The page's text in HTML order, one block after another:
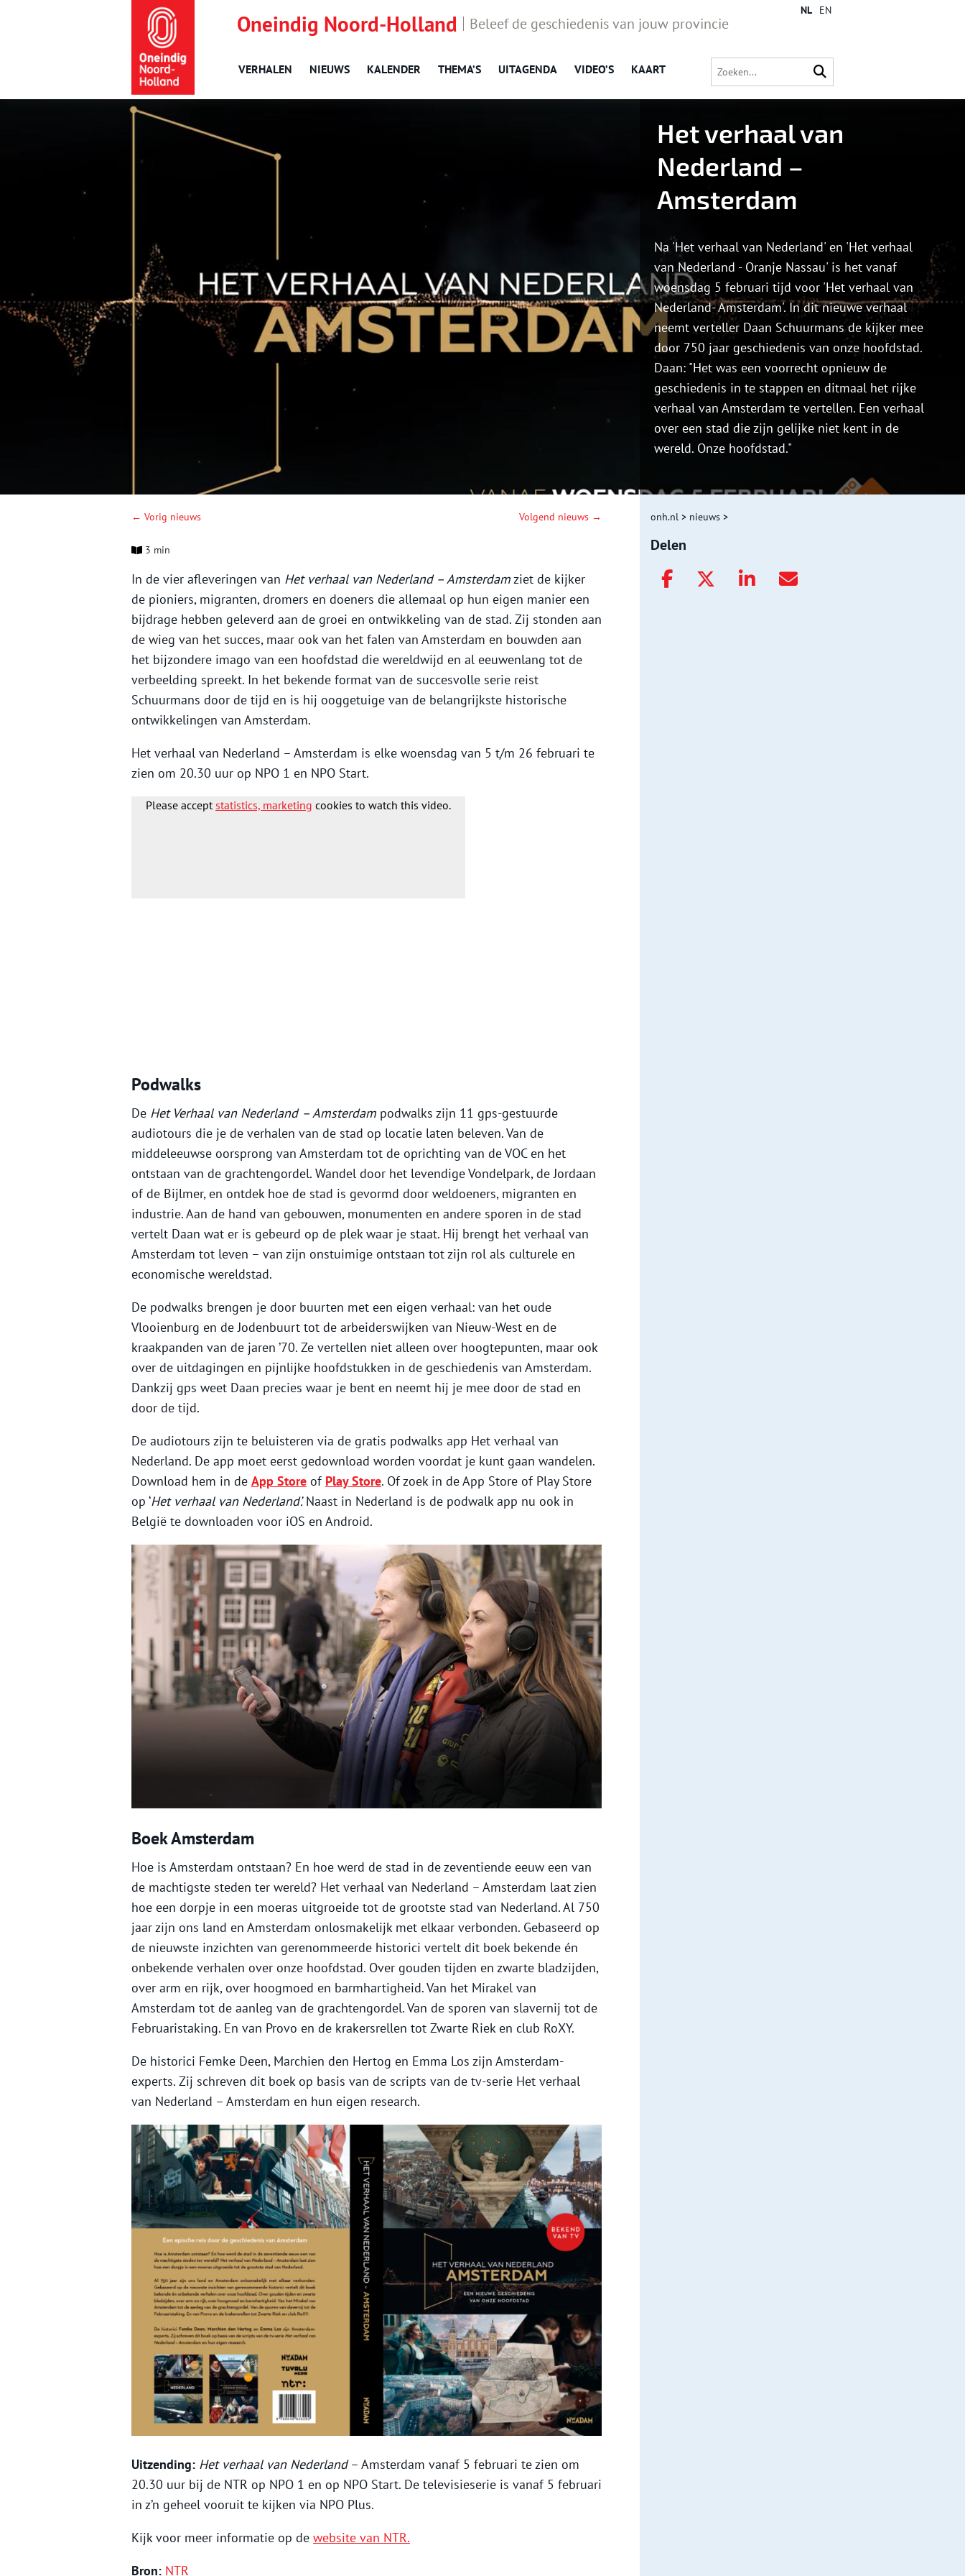
Oneindig Noord-Holland Beleef de geschiedenis van jouw provincie
VERHALEN NIEUWS KALENDER THEMA’S UITAGENDA VIDEO’S KAART
NL EN
Het verhaal van
Nederland –
Amsterdam
Na 'Het verhaal van Nederland' en 'Het verhaal
van Nederland - Oranje Nassau' is het vanaf
woensdag 5 februari tijd voor 'Het verhaal van
Nederland- Amsterdam'. In dit nieuwe verhaal
neemt verteller Daan Schuurmans de kijker mee
door 750 jaar geschiedenis van onze hoofdstad.
Daan: "Het was een voorrecht opnieuw de
geschiedenis in te stappen en ditmaal het rijke
verhaal van Amsterdam te vertellen. Een verhaal
over een stad die zijn gelijke niet kent in de
wereld. Onze hoofdstad."
← Vorig nieuws Volgend nieuws →
3 min
In de vier afleveringen van Het verhaal van Nederland – Amsterdamziet de kijker
de pioniers, migranten, dromers en doeners die allemaal op hun eigen manier een
bijdrage hebben geleverd aan de groei en ontwikkeling van de stad. Zij stonden aan
de wieg van het succes, maar ook van het falen van Amsterdam en bouwden aan
het bijzondere imago van een hoofdstad die wereldwijd en al eeuwenlang tot de
verbeelding spreekt. In het bekende format van de succesvolle serie reist
Schuurmans door de tijd en is hij ooggetuige van de belangrijkste historische
ontwikkelingen van Amsterdam.
Het verhaal van Nederland – Amsterdam is elke woensdag van 5 t/m 26 februari te
zien om 20.30 uur op NPO 1 en NPO Start.
Please acceptstatistics, marketing cookies to watch this video.
Podwalks
De Het Verhaal van Nederland – Amsterdam podwalks zijn 11 gps-gestuurde
audiotours die je de verhalen van de stad op locatie laten beleven. Van de
middeleeuwse oorsprong van Amsterdam tot de oprichting van de VOC en het
ontstaan van de grachtengordel. Wandel door het levendige Vondelpark, de Jordaan
of de Bijlmer, en ontdek hoe de stad is gevormd door weldoeners, migranten en
industrie. Aan de hand van gebouwen, monumenten en andere sporen in de stad
vertelt Daan wat er is gebeurd op de plek waar je staat. Hij brengt het verhaal van
Amsterdam tot leven – van zijn onstuimige ontstaan tot zijn rol als culturele en
economische wereldstad.
De podwalks brengen je door buurten met een eigen verhaal: van het oude
Vlooienburg en de Jodenbuurt tot de arbeiderswijken van Nieuw-West en de
kraakpanden van de jaren ’70. Ze vertellen niet alleen over hoogtepunten, maar ook
over de uitdagingen en pijnlijke hoofdstukken in de geschiedenis van Amsterdam.
Dankzij gps weet Daan precies waar je bent en neemt hij je mee door de stad en
door de tijd.
De audiotours zijn te beluisteren via de gratis podwalks app Het verhaal van
Nederland. De app moet eerst gedownload worden voordat je kunt gaan wandelen.
Download hem in de App Store of Play Store. Of zoek in de App Store of Play Store
op ‘Het verhaal van Nederland’.Naast in Nederland is de podwalk app nu ook in
België te downloaden voor iOS en Android.
Boek Amsterdam
Hoe is Amsterdam ontstaan? En hoe werd de stad in de zeventiende eeuw een van
de machtigste steden ter wereld? Het verhaal van Nederland – Amsterdam laat zien
hoe een dorpje in een moeras uitgroeide tot de grootste stad van Nederland. Al 750
jaar zijn ons land en Amsterdam onlosmakelijk met elkaar verbonden. Gebaseerd op
de nieuwste inzichten van gerenommeerde historici vertelt dit boek bekende én
onbekende verhalen over onze hoofdstad. Over gouden tijden en zwarte bladzijden,
over arm en rijk, over hoogmoed en barmhartigheid. Van het Mirakel van
Amsterdam tot de aanleg van de grachtengordel. Van de sporen van slavernij tot de
Februaristaking. En van Provo en de krakersrellen tot Zwarte Riek en club RoXY.
De historici Femke Deen, Marchien den Hertog en Emma Los zijn Amsterdam-
experts. Zij schreven dit boek op basis van de scripts van de tv-serie Het verhaal
van Nederland – Amsterdam en hun eigen research.
Uitzending: Het verhaal van Nederland– Amsterdam vanaf 5 februari te zien om
20.30 uur bij de NTR op NPO 1 en op NPO Start. De televisieserie is vanaf 5 februari
in z’n geheel vooruit te kijken via NPO Plus.
Kijk voor meer informatie op de website van NTR.
Bron: NTR
onh.nl > nieuws >
Delen